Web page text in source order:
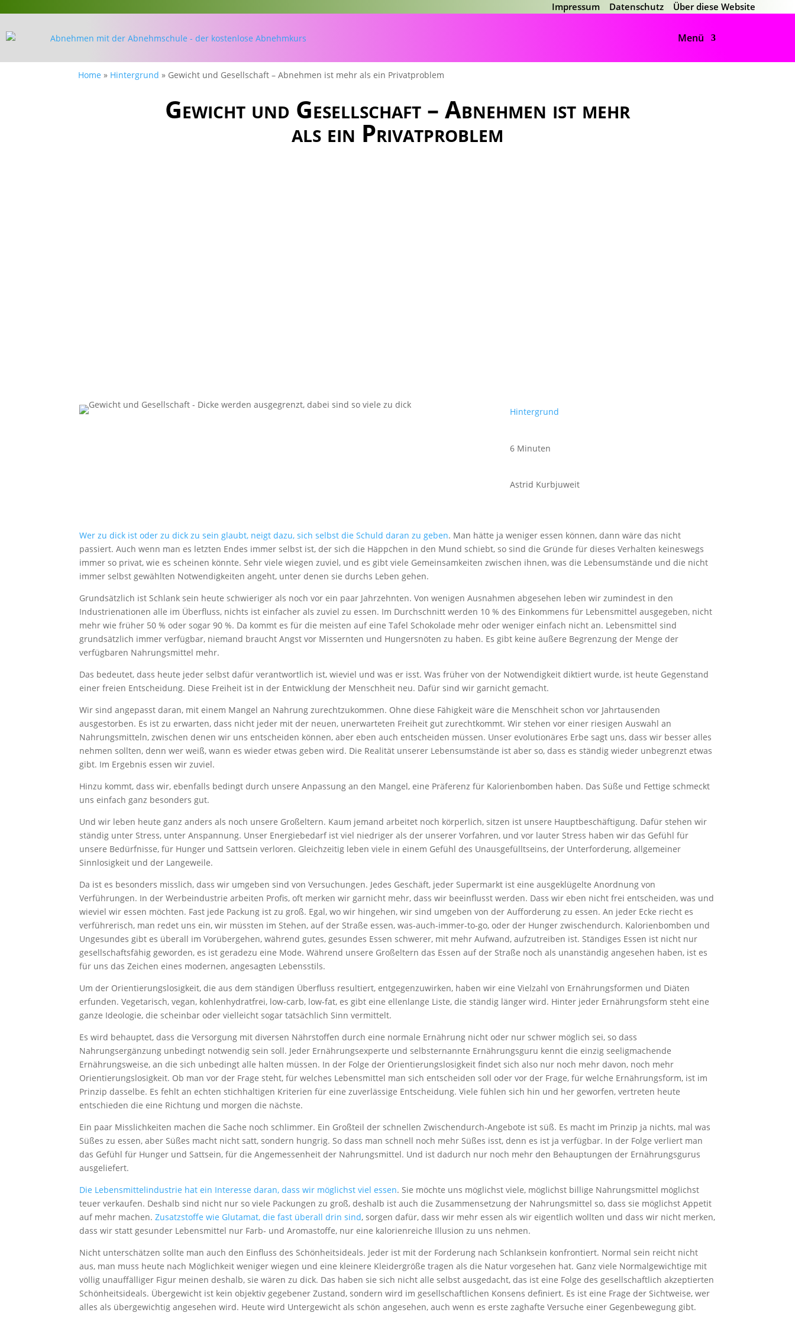
Impressum Datenschutz Über diese Website
Menü
Home » Hintergrund » Gewicht und Gesellschaft – Abnehmen ist mehr als ein Privatproblem
Gewicht und Gesellschaft – Abnehmen ist mehr
als ein Privatproblem
Hintergrund
6 Minuten
Astrid Kurbjuweit
Wer zu dick ist oder zu dick zu sein glaubt, neigt dazu, sich selbst die Schuld daran zu geben. Man hätte ja weniger essen können, dann wäre das nicht
passiert. Auch wenn man es letzten Endes immer selbst ist, der sich die Häppchen in den Mund schiebt, so sind die Gründe für dieses Verhalten keineswegs
immer so privat, wie es scheinen könnte. Sehr viele wiegen zuviel, und es gibt viele Gemeinsamkeiten zwischen ihnen, was die Lebensumstände und die nicht
immer selbst gewählten Notwendigkeiten angeht, unter denen sie durchs Leben gehen.
Grundsätzlich ist Schlank sein heute schwieriger als noch vor ein paar Jahrzehnten. Von wenigen Ausnahmen abgesehen leben wir zumindest in den
Industrienationen alle im Überfluss, nichts ist einfacher als zuviel zu essen. Im Durchschnitt werden 10 % des Einkommens für Lebensmittel ausgegeben, nicht
mehr wie früher 50 % oder sogar 90 %. Da kommt es für die meisten auf eine Tafel Schokolade mehr oder weniger einfach nicht an. Lebensmittel sind
grundsätzlich immer verfügbar, niemand braucht Angst vor Missernten und Hungersnöten zu haben. Es gibt keine äußere Begrenzung der Menge der
verfügbaren Nahrungsmittel mehr.
Das bedeutet, dass heute jeder selbst dafür verantwortlich ist, wieviel und was er isst. Was früher von der Notwendigkeit diktiert wurde, ist heute Gegenstand
einer freien Entscheidung. Diese Freiheit ist in der Entwicklung der Menschheit neu. Dafür sind wir garnicht gemacht.
Wir sind angepasst daran, mit einem Mangel an Nahrung zurechtzukommen. Ohne diese Fähigkeit wäre die Menschheit schon vor Jahrtausenden
ausgestorben. Es ist zu erwarten, dass nicht jeder mit der neuen, unerwarteten Freiheit gut zurechtkommt. Wir stehen vor einer riesigen Auswahl an
Nahrungsmitteln, zwischen denen wir uns entscheiden können, aber eben auch entscheiden müssen. Unser evolutionäres Erbe sagt uns, dass wir besser alles
nehmen sollten, denn wer weiß, wann es wieder etwas geben wird. Die Realität unserer Lebensumstände ist aber so, dass es ständig wieder unbegrenzt etwas
gibt. Im Ergebnis essen wir zuviel.
Hinzu kommt, dass wir, ebenfalls bedingt durch unsere Anpassung an den Mangel, eine Präferenz für Kalorienbomben haben. Das Süße und Fettige schmeckt
uns einfach ganz besonders gut.
Und wir leben heute ganz anders als noch unsere Großeltern. Kaum jemand arbeitet noch körperlich, sitzen ist unsere Hauptbeschäftigung. Dafür stehen wir
ständig unter Stress, unter Anspannung. Unser Energiebedarf ist viel niedriger als der unserer Vorfahren, und vor lauter Stress haben wir das Gefühl für
unsere Bedürfnisse, für Hunger und Sattsein verloren. Gleichzeitig leben viele in einem Gefühl des Unausgefülltseins, der Unterforderung, allgemeiner
Sinnlosigkeit und der Langeweile.
Da ist es besonders misslich, dass wir umgeben sind von Versuchungen. Jedes Geschäft, jeder Supermarkt ist eine ausgeklügelte Anordnung von
Verführungen. In der Werbeindustrie arbeiten Profis, oft merken wir garnicht mehr, dass wir beeinflusst werden. Dass wir eben nicht frei entscheiden, was und
wieviel wir essen möchten. Fast jede Packung ist zu groß. Egal, wo wir hingehen, wir sind umgeben von der Aufforderung zu essen. An jeder Ecke riecht es
verführerisch, man redet uns ein, wir müssten im Stehen, auf der Straße essen, was-auch-immer-to-go, oder der Hunger zwischendurch. Kalorienbomben und
Ungesundes gibt es überall im Vorübergehen, während gutes, gesundes Essen schwerer, mit mehr Aufwand, aufzutreiben ist. Ständiges Essen ist nicht nur
gesellschaftsfähig geworden, es ist geradezu eine Mode. Während unsere Großeltern das Essen auf der Straße noch als unanständig angesehen haben, ist es
für uns das Zeichen eines modernen, angesagten Lebensstils.
Um der Orientierungslosigkeit, die aus dem ständigen Überfluss resultiert, entgegenzuwirken, haben wir eine Vielzahl von Ernährungsformen und Diäten
erfunden. Vegetarisch, vegan, kohlenhydratfrei, low-carb, low-fat, es gibt eine ellenlange Liste, die ständig länger wird. Hinter jeder Ernährungsform steht eine
ganze Ideologie, die scheinbar oder vielleicht sogar tatsächlich Sinn vermittelt.
Es wird behauptet, dass die Versorgung mit diversen Nährstoffen durch eine normale Ernährung nicht oder nur schwer möglich sei, so dass
Nahrungsergänzung unbedingt notwendig sein soll. Jeder Ernährungsexperte und selbsternannte Ernährungsguru kennt die einzig seeligmachende
Ernährungsweise, an die sich unbedingt alle halten müssen. In der Folge der Orientierungslosigkeit findet sich also nur noch mehr davon, noch mehr
Orientierungslosigkeit. Ob man vor der Frage steht, für welches Lebensmittel man sich entscheiden soll oder vor der Frage, für welche Ernährungsform, ist im
Prinzip dasselbe. Es fehlt an echten stichhaltigen Kriterien für eine zuverlässige Entscheidung. Viele fühlen sich hin und her geworfen, vertreten heute
entschieden die eine Richtung und morgen die nächste.
Ein paar Misslichkeiten machen die Sache noch schlimmer. Ein Großteil der schnellen Zwischendurch-Angebote ist süß. Es macht im Prinzip ja nichts, mal was
Süßes zu essen, aber Süßes macht nicht satt, sondern hungrig. So dass man schnell noch mehr Süßes isst, denn es ist ja verfügbar. In der Folge verliert man
das Gefühl für Hunger und Sattsein, für die Angemessenheit der Nahrungsmittel. Und ist dadurch nur noch mehr den Behauptungen der Ernährungsgurus
ausgeliefert.
Die Lebensmittelindustrie hat ein Interesse daran, dass wir möglichst viel essen. Sie möchte uns möglichst viele, möglichst billige Nahrungsmittel möglichst
teuer verkaufen. Deshalb sind nicht nur so viele Packungen zu groß, deshalb ist auch die Zusammensetzung der Nahrungsmittel so, dass sie möglichst Appetit
auf mehr machen.Zusatzstoffe wie Glutamat, die fast überall drin sind, sorgen dafür, dass wir mehr essen als wir eigentlich wollten und dass wir nicht merken,
dass wir statt gesunder Lebensmittel nur Farb- und Aromastoffe, nur eine kalorienreiche Illusion zu uns nehmen.
Nicht unterschätzen sollte man auch den Einfluss des Schönheitsideals. Jeder ist mit der Forderung nach Schlanksein konfrontiert. Normal sein reicht nicht
aus, man muss heute nach Möglichkeit weniger wiegen und eine kleinere Kleidergröße tragen als die Natur vorgesehen hat. Ganz viele Normalgewichtige mit
völlig unauffälliger Figur meinen deshalb, sie wären zu dick. Das haben sie sich nicht alle selbst ausgedacht, das ist eine Folge des gesellschaftlich akzeptierten
Schönheitsideals. Übergewicht ist kein objektiv gegebener Zustand, sondern wird im gesellschaftlichen Konsens definiert. Es ist eine Frage der Sichtweise, wer
alles als übergewichtig angesehen wird. Heute wird Untergewicht als schön angesehen, auch wenn es erste zaghafte Versuche einer Gegenbewegung gibt.